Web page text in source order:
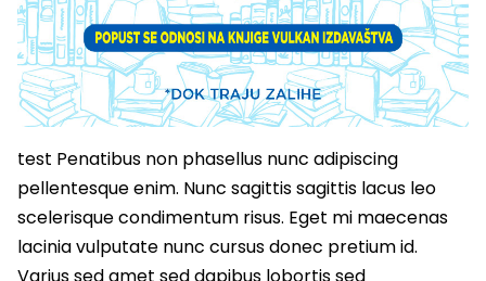
test Penatibus non phasellus nunc adipiscing
pellentesque enim. Nunc sagittis sagittis lacus leo
scelerisque condimentum risus. Eget mi maecenas
lacinia vulputate nunc cursus donec pretium id.
Varius sed amet sed dapibus lobortis sed